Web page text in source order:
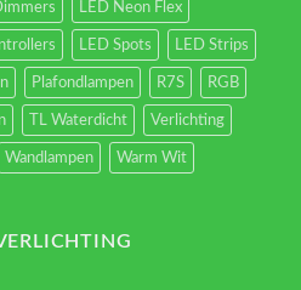
LED Neon Flex
LED Spots LED Strips
Plafondlampen R7S RGB
TL Waterdicht Verlichting
Wandlampen Warm Wit